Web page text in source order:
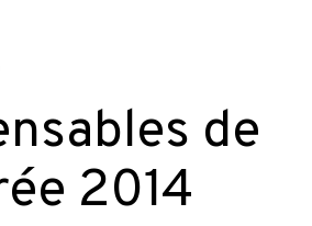
de
2014